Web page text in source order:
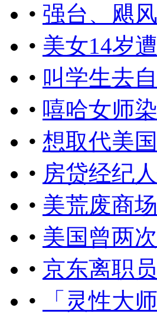
• 强台、飓
• 美女14岁
• 叫学生去
• 嘻哈女师
• 想取代美
• 房贷经纪
• 美荒废商
• 美国曾两
• 京东离职
•
「灵性大